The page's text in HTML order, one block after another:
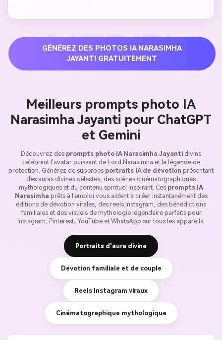
GÉNÉREZ DES PHOTOS IA NARASIMHA
JAYANTI GRATUITEMENT
Meilleurs prompts photo IA
Narasimha Jayanti pour ChatGPT
et Gemini
Découvrez des prompts photo IA Narasimha Jayanti divins
célébrant l'avatar puissant de Lord Narasimha et la légende de
protection. Générez de superbes portraits IA de dévotion présentant
des auras divines célestes, des scènes cinématographiques
mythologiques et du contenu spirituel inspirant. Ces prompts IA
Narasimha prêts à l'emploi vous aident à créer instantanément des
éditions de dévotion virales, des reels Instagram, des bénédictions
familiales et des visuels de mythologie légendaire parfaits pour
Instagram, Pinterest, YouTube et WhatsApp sur tous les appareils.
Portraits d'aura divine
Dévotion familiale et de couple
Reels Instagram viraux
Cinématographique mythologique